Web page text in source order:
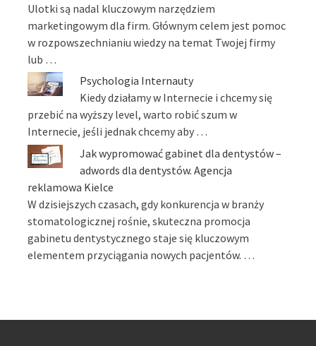
Ulotki są nadal kluczowym narzędziem
marketingowym dla firm. Głównym celem jest pomoc
w rozpowszechnianiu wiedzy na temat Twojej firmy
lub …
Psychologia Internauty
Kiedy działamy w Internecie i chcemy się
przebić na wyższy level, warto robić szum w
Internecie, jeśli jednak chcemy aby …
Jak wypromować gabinet dla dentystów –
adwords dla dentystów. Agencja
reklamowa Kielce
W dzisiejszych czasach, gdy konkurencja w branży
stomatologicznej rośnie, skuteczna promocja
gabinetu dentystycznego staje się kluczowym
elementem przyciągania nowych pacjentów. …